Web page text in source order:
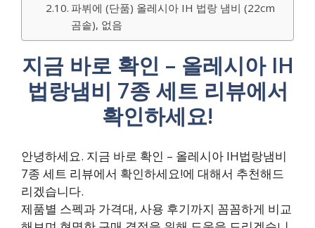
파뷔에 (단품) 올레시아 IH 법랑 냄비 (22cm
곰솥), 없음
지금 바로 확인 – 올레시아 IH
법랑냄비 7종 세트 리뷰에서
확인하세요!
안녕하세요. 지금 바로 확인 – 올레시아 IH법랑냄비
7종 세트 리뷰에서 확인하세요!에 대해서 추천해드
리겠습니다.
제품별 스펙과 가격대, 사용 후기까지 꼼꼼하게 비교